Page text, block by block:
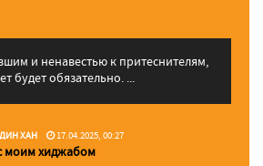
и ненавестью к притеснителям,
будет обязательно. ...
ХАН 17.04.2025, 00:27
моим хиджабом